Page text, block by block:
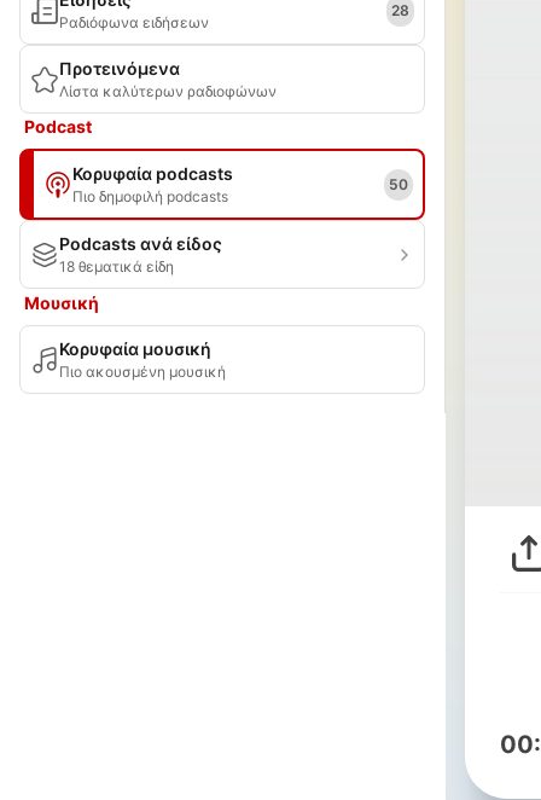
Ραδιόφωνα ειδήσεων
28
Προτεινόμενα
Λίστα καλύτερων ραδιοφώνων
Podcast
Κορυφαία podcasts
Πιο δημοφιλή podcasts
50
Podcasts ανά είδος
18 θεματικά είδη
Μουσική
Κορυφαία μουσική
Πιο ακουσμένη μουσική